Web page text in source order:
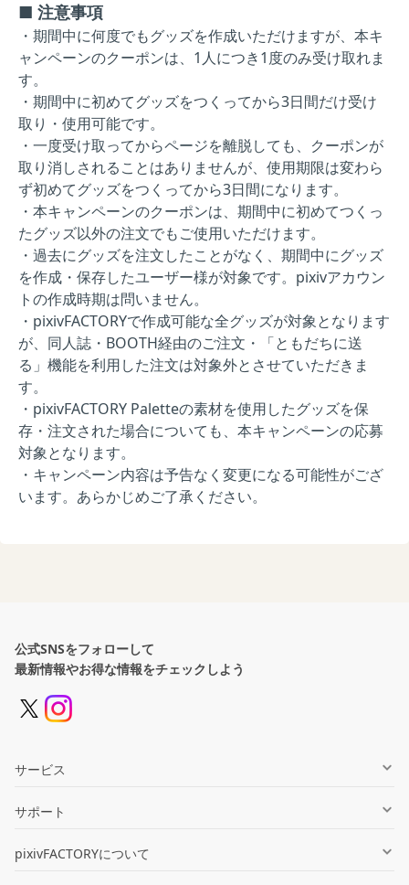
■ 注意事項
・期間中に何度でもグッズを作成いただけますが、本キ
ャンペーンのクーポンは、1人につき1度のみ受け取れま
す。
・期間中に初めてグッズをつくってから3日間だけ受け
取り・使用可能です。
・一度受け取ってからページを離脱しても、クーポンが
取り消しされることはありませんが、使用期限は変わら
ず初めてグッズをつくってから3日間になります。
・本キャンペーンのクーポンは、期間中に初めてつくっ
たグッズ以外の注文でもご使用いただけます。
・過去にグッズを注文したことがなく、期間中にグッズ
を作成・保存したユーザー様が対象です。pixivアカウン
トの作成時期は問いません。
・pixivFACTORYで作成可能な全グッズが対象となります
が、同人誌・BOOTH経由のご注文・「ともだちに送
る」機能を利用した注文は対象外とさせていただきま
す。
・pixivFACTORY Paletteの素材を使用したグッズを保
存・注文された場合についても、本キャンペーンの応募
対象となります。
・キャンペーン内容は予告なく変更になる可能性がござ
います。あらかじめご了承ください。
公式SNSをフォローして
最新情報やお得な情報をチェックしよう
サービス
グッズ制作
サポート
ヘルプセンター
pixivFACTORYについて